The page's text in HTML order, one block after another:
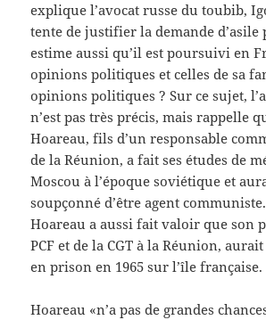
explique l’avocat russe du toubib,
tente de justifier la demande
estime aussi qu’il est poursuivi en
opinions politiques et celles de sa
opinions politiques ? Sur ce sujet,
n’est pas très précis, mais rappelle
Hoareau, fils d’un responsable
de la Réunion, a fait ses études de
Moscou à l’époque soviétique et
soupçonné d’être agent
Hoareau a aussi fait valoir que son
PCF et de la CGT à la Réunion,
en prison en 1965 sur l’île française.
Hoareau «n’a pas de grandes